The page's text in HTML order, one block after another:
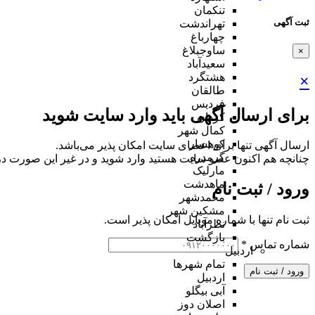
ثبت آگهی
×
×
برای ارسال آگهی باید وارد سایت شوید
ارسال آگهی تنها برای اعضای سایت امکان پذیر می‌باشد.
چنانچه هم‌ اکنون عضو سایت هستید وارد شوید و در غیر این صورت
ورود / ثبت نام
ثبت نام تنها با شماره موبایل امکان پذیر است.
شماره تماس *
ورود / ثبت نام
تنکمان
تهراندشت
چهارباغ
ساوجبلاغ
سعیدآباد
هشتگرد
طالقان
فردیس
کردان
کمال شهر
کوهسار
گرمدره
مارلیک
ماهدشت
محمدشهر
مشکین شهر
نظرآباد
بازگشت
اردبیل
تمام شهر‌ها
اردبیل
آبی بیگلو
اصلان دوز